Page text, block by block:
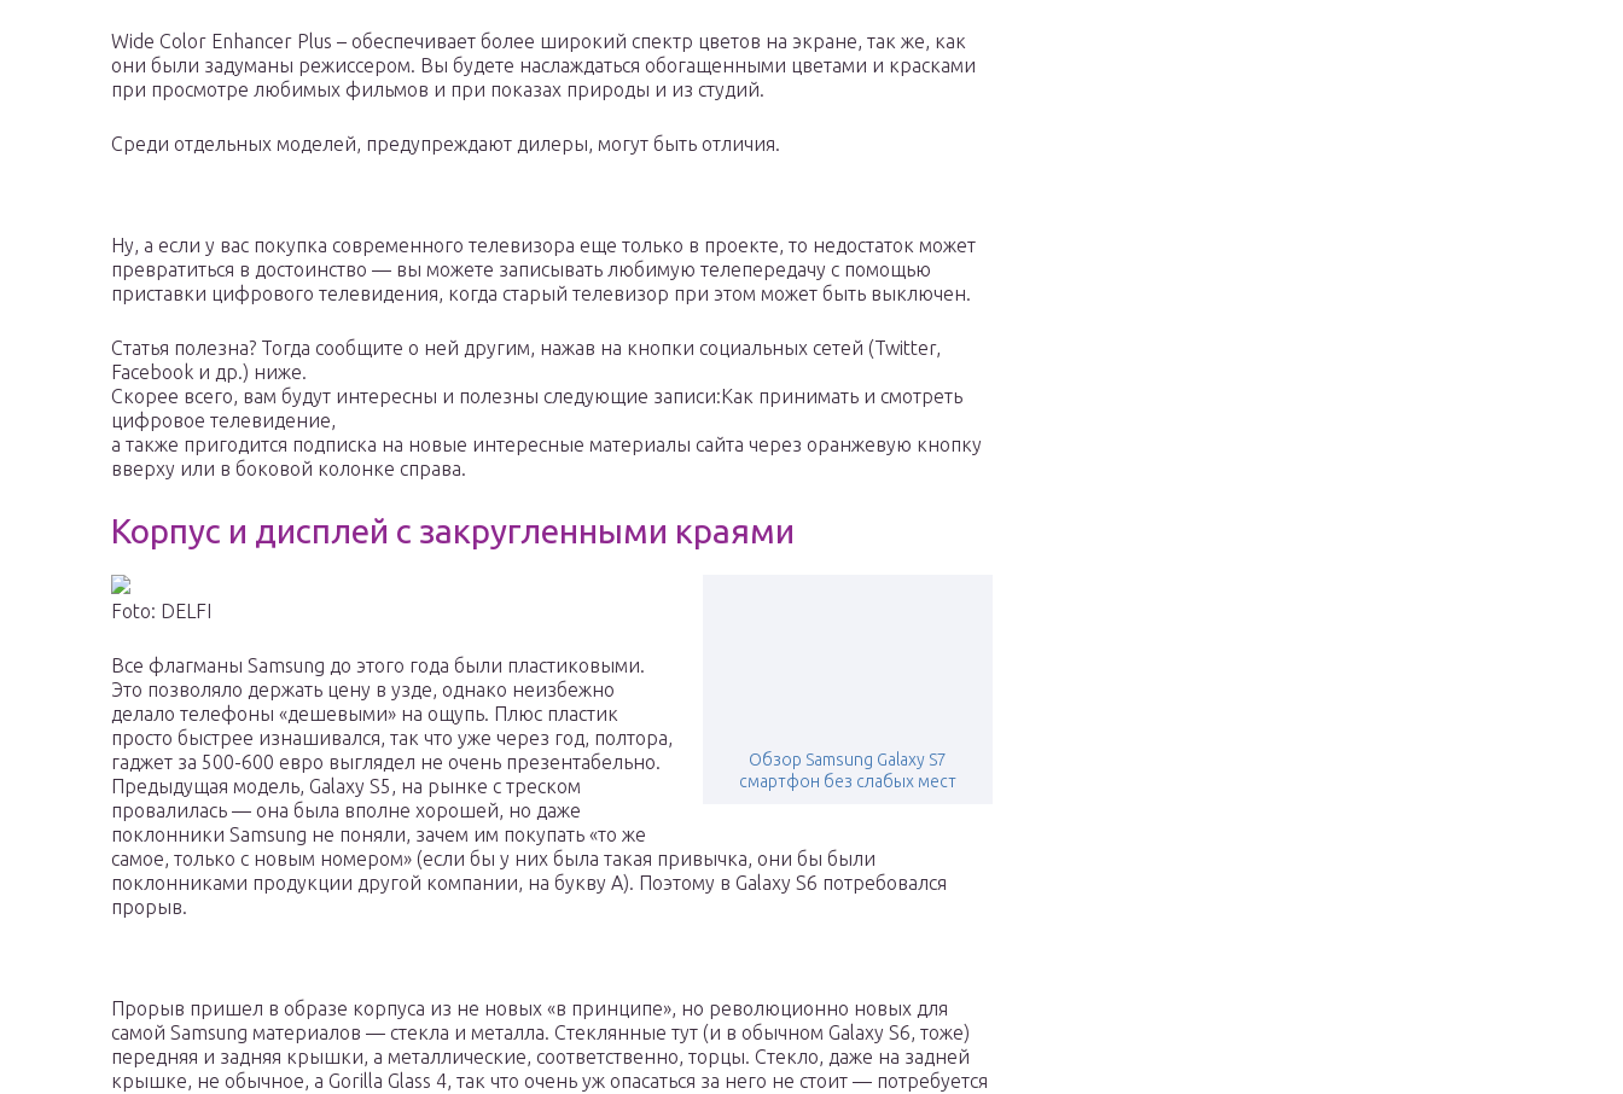
Wide Color Enhancer Plus – обеспечивает более широкий спектр цветов на экране, так же, как
они были задуманы режиссером. Вы будете наслаждаться обогащенными цветами и красками
при просмотре любимых фильмов и при показах природы и из студий.
Среди отдельных моделей, предупреждают дилеры, могут быть отличия.
Ну, а если у вас покупка современного телевизора еще только в проекте, то недостаток может
превратиться в достоинство — вы можете записывать любимую телепередачу с помощью
приставки цифрового телевидения, когда старый телевизор при этом может быть выключен.
Статья полезна? Тогда сообщите о ней другим, нажав на кнопки социальных сетей (Twitter,
Facebook и др.) ниже.
Скорее всего, вам будут интересны и полезны следующие записи:Как принимать и смотреть
цифровое телевидение,
а также пригодится подписка на новые интересные материалы сайта через оранжевую кнопку
вверху или в боковой колонке справа.
Корпус и дисплей с закругленными краями
Обзор Samsung Galaxy S7
смартфон без слабых мест
Foto: DELFI
Все флагманы Samsung до этого года были пластиковыми.
Это позволяло держать цену в узде, однако неизбежно
делало телефоны «дешевыми» на ощупь. Плюс пластик
просто быстрее изнашивался, так что уже через год, полтора,
гаджет за 500-600 евро выглядел не очень презентабельно.
Предыдущая модель, Galaxy S5, на рынке с треском
провалилась — она была вполне хорошей, но даже
поклонники Samsung не поняли, зачем им покупать «то же
самое, только с новым номером» (если бы у них была такая привычка, они бы были
поклонниками продукции другой компании, на букву A). Поэтому в Galaxy S6 потребовался
прорыв.
Прорыв пришел в образе корпуса из не новых «в принципе», но революционно новых для
самой Samsung материалов — стекла и металла. Стеклянные тут (и в обычном Galaxy S6, тоже)
передняя и задняя крышки, а металлические, соответственно, торцы. Стекло, даже на задней
крышке, не обычное, а Gorilla Glass 4, так что очень уж опасаться за него не стоит — потребуется